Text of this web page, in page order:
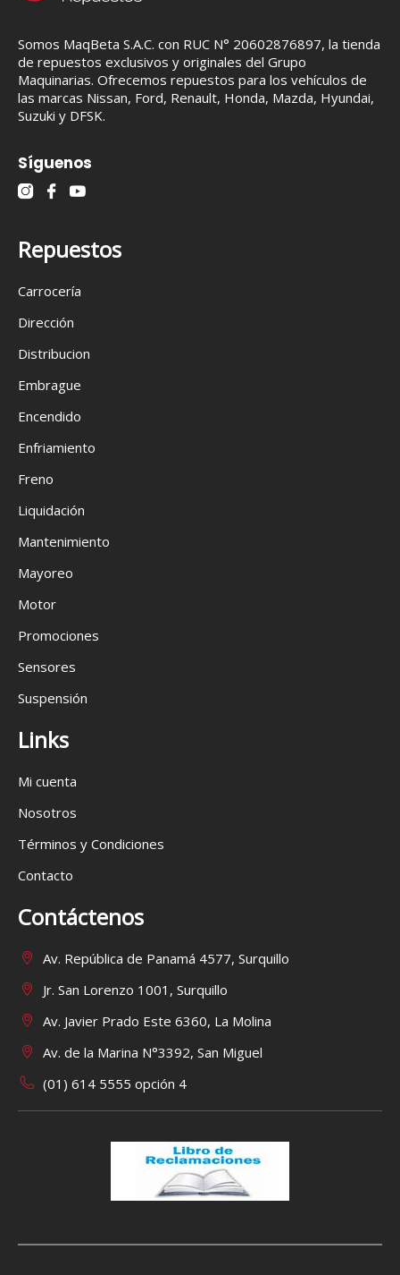
Somos MaqBeta S.A.C. con RUC N° 20602876897, la tienda
de repuestos exclusivos y originales del Grupo
Maquinarias. Ofrecemos repuestos para los vehículos de
las marcas Nissan, Ford, Renault, Honda, Mazda, Hyundai,
Suzuki y DFSK.
Síguenos
Repuestos
Carrocería
Dirección
Distribucion
Embrague
Encendido
Enfriamiento
Freno
Liquidación
Mantenimiento
Mayoreo
Motor
Promociones
Sensores
Suspensión
Links
Mi cuenta
Nosotros
Términos y Condiciones
Contacto
Contáctenos
Av. República de Panamá 4577, Surquillo
Jr. San Lorenzo 1001, Surquillo
Av. Javier Prado Este 6360, La Molina
Av. de la Marina N°3392, San Miguel
(01) 614 5555 opción 4